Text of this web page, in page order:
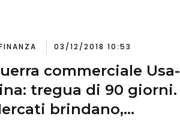
03/12/2018 10:53
commerciale Usa-
tregua di 90 giorni.
brindano,